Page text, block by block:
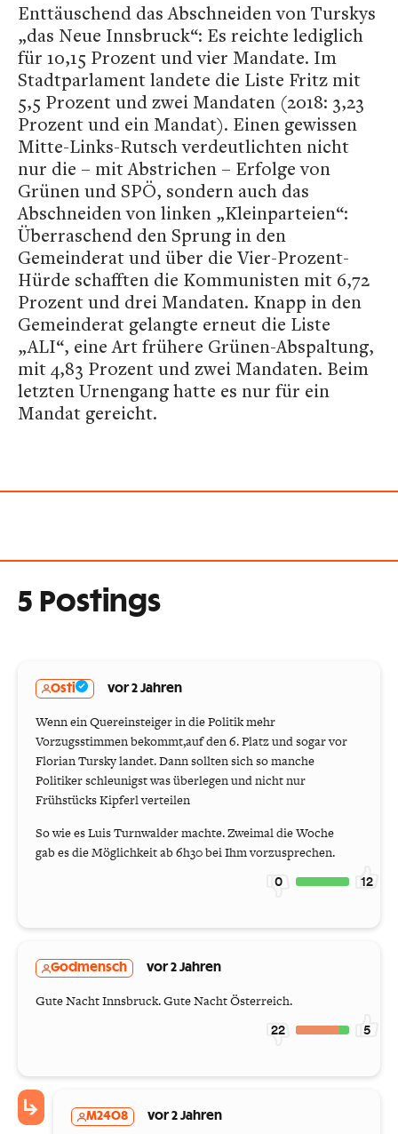
Enttäuschend das Abschneiden von Turskys
„das Neue Innsbruck“: Es reichte lediglich
für 10,15 Prozent und vier Mandate. Im
Stadtparlament landete die Liste Fritz mit
5,5 Prozent und zwei Mandaten (2018: 3,23
Prozent und ein Mandat). Einen gewissen
Mitte-Links-Rutsch verdeutlichten nicht
nur die – mit Abstrichen – Erfolge von
Grünen und SPÖ, sondern auch das
Abschneiden von linken „Kleinparteien“:
Überraschend den Sprung in den
Gemeinderat und über die Vier-Prozent-
Hürde schafften die Kommunisten mit 6,72
Prozent und drei Mandaten. Knapp in den
Gemeinderat gelangte erneut die Liste
„ALI“, eine Art frühere Grünen-Abspaltung,
mit 4,83 Prozent und zwei Mandaten. Beim
letzten Urnengang hatte es nur für ein
Mandat gereicht.
5 Postings
Osti vor 2 Jahren
Wenn ein Quereinsteiger in die Politik mehr
Vorzugsstimmen bekommt,auf den 6. Platz und sogar vor
Florian Tursky landet. Dann sollten sich so manche
Politiker schleunigst was überlegen und nicht nur
Frühstücks Kipferl verteilen
So wie es Luis Turnwalder machte. Zweimal die Woche
gab es die Möglichkeit ab 6h30 bei Ihm vorzusprechen.
0 12
Godmensch vor 2 Jahren
Gute Nacht Innsbruck. Gute Nacht Österreich.
22 5
M2408 vor 2 Jahren